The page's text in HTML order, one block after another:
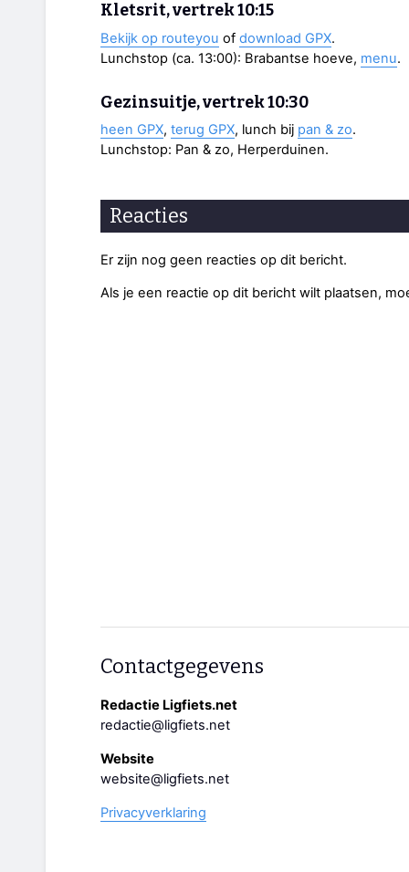
Kletsrit, vertrek 10:15
Bekijk op routeyou of download GPX.
Lunchstop (ca. 13:00): Brabantse hoeve, menu.
Gezinsuitje, vertrek 10:30
heen GPX, terug GPX, lunch bij pan & zo.
Lunchstop: Pan & zo, Herperduinen.
Reacties
Er zijn nog geen reacties op dit bericht.
Als je een reactie op dit bericht wilt plaatsen,
Contactgegevens
Redactie Ligfiets.net
redactie@ligfiets.net
Website
website@ligfiets.net
Privacyverklaring